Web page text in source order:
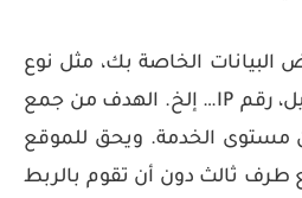
الخاصة بك، مثل نوع
المتصفح، نظام التشغيل، رقم IP… إلخ. الهدف من جمع
مستوى الخدمة. ويحق للموقع
طرف ثالث دون أن تقوم بالربط